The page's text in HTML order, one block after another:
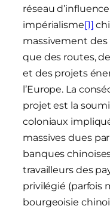
réseau
impérialisme[1]
massivement des
que des routes,
et des projets
l’Europe. La
projet est la
coloniaux
massives dues
banques
travailleurs des
privilégié (parfois
bourgeoisie